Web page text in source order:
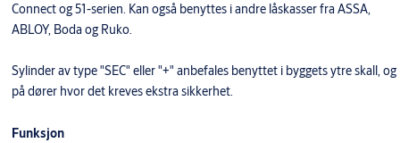
Connect og 51-serien. Kan også benyttes i andre låskasser fra ASSA,
ABLOY, Boda og Ruko.
Sylinder av type "SEC" eller "+" anbefales benyttet i byggets ytre skall, og
på dører hvor det kreves ekstra sikkerhet.
Funksjon